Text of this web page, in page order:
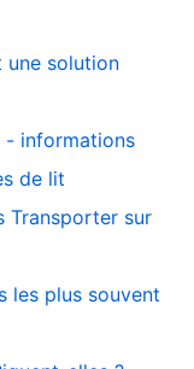
une solution
- informations
de lit
Transporter sur
les plus souvent